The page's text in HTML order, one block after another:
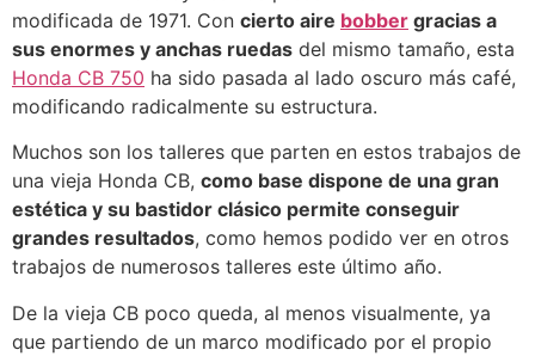
modificada de 1971. Con cierto aire bobber gracias a
sus enormes y anchas ruedas del mismo tamaño, esta
Honda CB 750 ha sido pasada al lado oscuro más café,
modificando radicalmente su estructura.
Muchos son los talleres que parten en estos trabajos de
una vieja Honda CB, como base dispone de una gran
estética y su bastidor clásico permite conseguir
grandes resultados, como hemos podido ver en otros
trabajos de numerosos talleres este último año.
De la vieja CB poco queda, al menos visualmente, ya
que partiendo de un marco modificado por el propio